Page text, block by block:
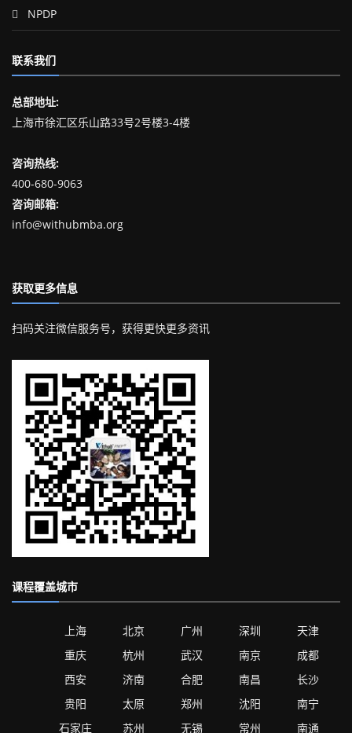
NPDP
联系我们
总部地址:
上海市徐汇区乐山路33号2号楼3-4楼
咨询热线:
400-680-9063
咨询邮箱:
info@withubmba.org
获取更多信息
扫码关注微信服务号，获得更快更多资讯
课程覆盖城市
上海 北京 广州 深圳
天津
重庆
杭州 武汉 南京
成都
西安
济南 合肥 南昌
长沙
贵阳
太原 郑州 沈阳
南宁
石家庄
苏州 无锡 常州 南通